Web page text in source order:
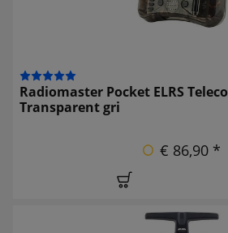
Radiomaster Pocket ELRS
Transparent gri
€ 86,90 *